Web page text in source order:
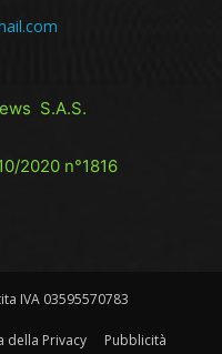
S.A.S.
2020 n°1816
IVA 03595570783
della Privacy Pubblicità